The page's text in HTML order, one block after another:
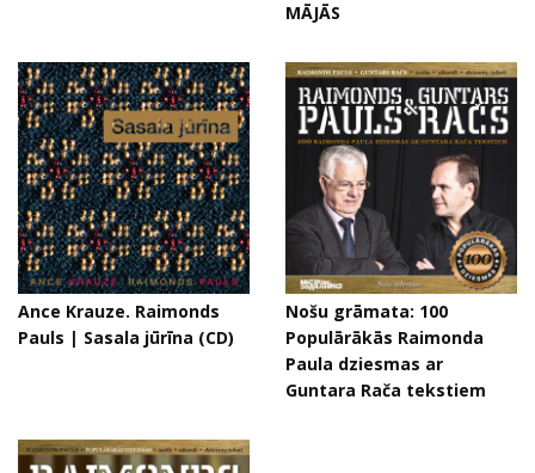
MĀJĀS
Ance Krauze. Raimonds
Pauls | Sasala jūrīna (CD)
Nošu grāmata: 100
Populārākās Raimonda
Paula dziesmas ar
Guntara Rača tekstiem